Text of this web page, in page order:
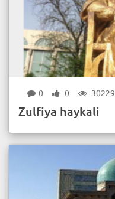
0 0 30229
Zulfiya haykali